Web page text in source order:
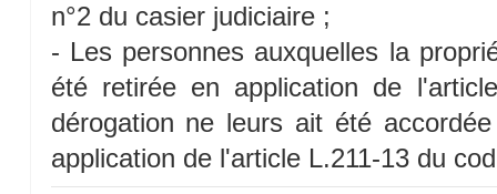
n°2 du casier judiciaire ;
- Les personnes auxquelles la
été retirée en application de
dérogation ne leurs ait été
application de l'article L.211-13 du